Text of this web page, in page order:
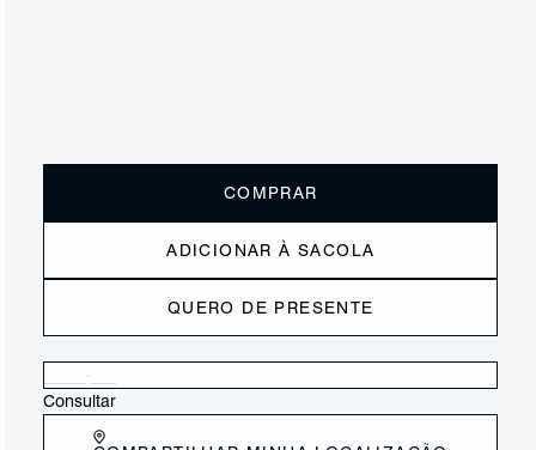
COMPRAR
ADICIONAR À SACOLA
QUERO DE PRESENTE
Consultar